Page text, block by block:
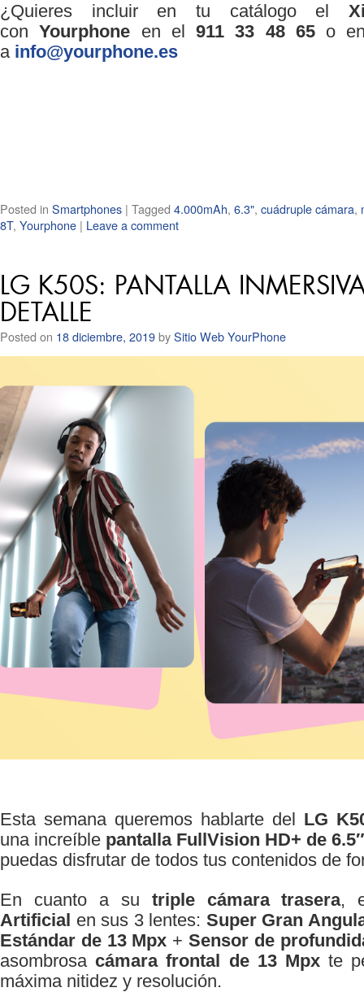
¿Quieres incluir en tu catálogo el
conYourphone en el 911 33 48 65o
a info@yourphone.es
Posted in Smartphones | Tagged 4.000mAh, 6.3", cuádruple cámara,
8T, Yourphone | Leave a comment
LG K50S: PANTALLA
DETALLE
Posted on 18 diciembre, 2019bySitio Web YourPhone
Esta semana queremos hablarte del LG
una increíble pantalla FullVision HD+ de 6.5″
puedas disfrutar de todos tus contenidos de
En cuanto a su triple cámara trasera,
Artificial en sus 3 lentes: Super Gran
Estándar de 13 Mpx + Sensor de
asombrosa cámara frontal de 13 Mpxte
máxima nitidez y resolución.